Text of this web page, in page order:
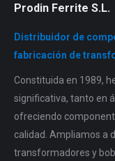
Prodin Ferrite S.L.
Distribuidor de
fabricación de
Constituida en 1989,
significativa, tanto en
ofreciendo
calidad. Ampliamos a
transformadores y